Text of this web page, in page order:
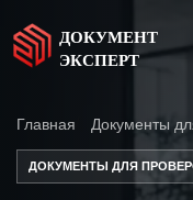
ДОКУМЕНТ
ЭКСПЕРТ
Главная Документы
ДОКУМЕНТЫ ДЛЯ